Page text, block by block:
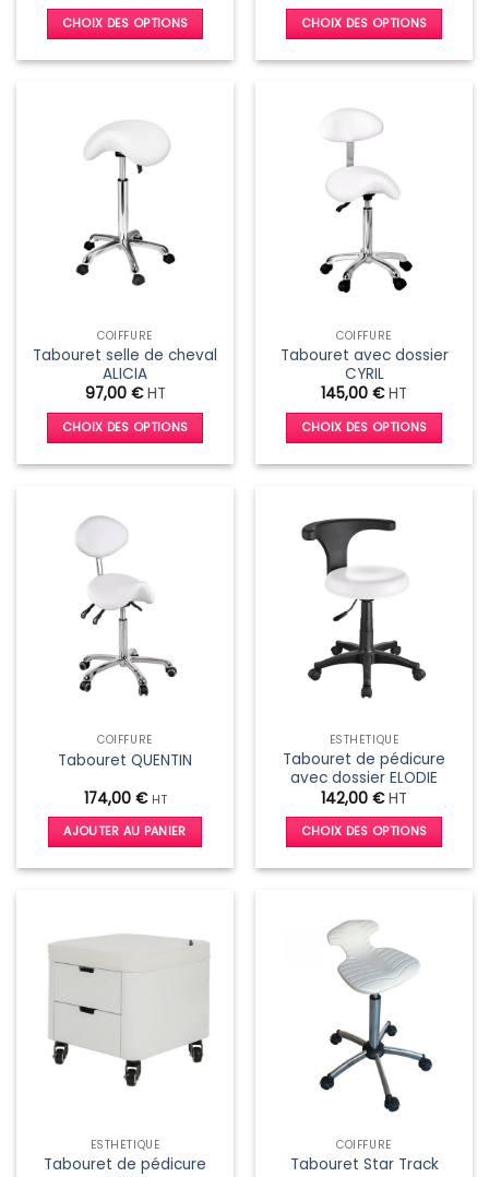
CHOIX DES OPTIONS
plusieurs
variations.
Les
options
peuvent
être
choisies
sur
du
produit
CHOIX DES OPTIONS
plusieurs
variations.
Les
options
peuvent
être
choisies
du
produit
COIFFURE
Tabouret selle de cheval
ALICIA
97,00 €HT
CHOIX DES OPTIONS
plusieurs
variations.
options
peuvent
choisies
sur
du
produit
COIFFURE
Tabouret avec dossier
CYRIL
145,00 €HT
CHOIX DES OPTIONS
plusieurs
Les
peuvent
être
choisies
sur
la
du
produit
COIFFURE
Tabouret QUENTIN
174,00 € HT
AJOUTER AU PANIER
ESTHÉTIQUE
Tabouret de pédicure
avec dossier ELODIE
142,00 €HT
CHOIX DES OPTIONS
plusieurs
variations.
Les
options
peuvent
être
choisies
sur
du
ESTHÉTIQUE
Tabouret de pédicure
COIFFURE
Tabouret Star Track